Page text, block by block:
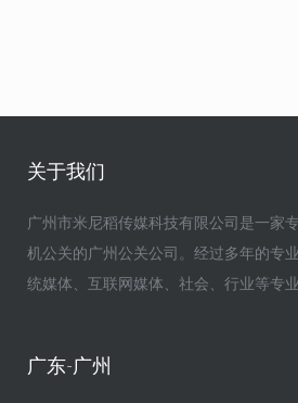
关于我们
广州市米尼稻传媒科技有限公司是一家
机公关的广州公关公司。经过多年的专
统媒体、互联网媒体、社会、行业等专业
广东-广州